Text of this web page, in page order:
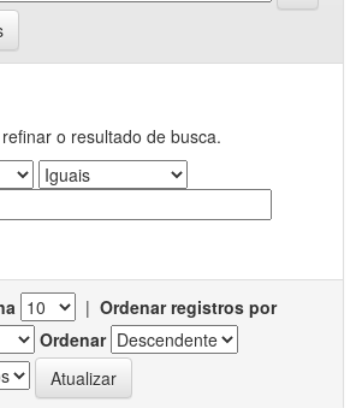
o resultado de busca.
| Ordenar registros por
Ordenar